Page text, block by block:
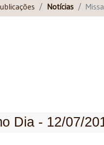
Notícias
Dia - 12/07/